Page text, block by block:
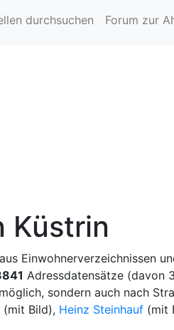
durchsuchen Forum zur
Küstrin
Einwohnerverzeichnissen
Adressdatensätze (davon
sondern auch nach
(mit Bild), Heinz Steinhauf (mit